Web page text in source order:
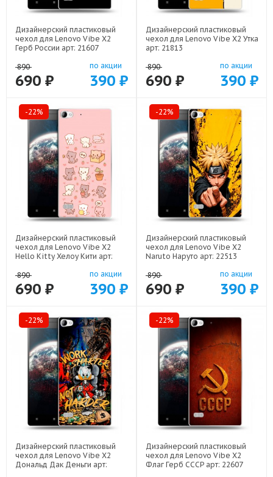
Дизайнерский пластиковый
чехол для Lenovo Vibe X2
Герб России арт: 21607
890
690 ₽
по акции
390 ₽
Дизайнерский пластиковый
чехол для Lenovo Vibe X2 Утка
арт: 21813
890
690 ₽
по акции
390 ₽
-22%
Дизайнерский пластиковый
чехол для Lenovo Vibe X2
Hello Kitty Хелоу Кити арт:
890
690 ₽
по акции
390 ₽
-22%
Дизайнерский пластиковый
чехол для Lenovo Vibe X2
Naruto Наруто арт: 22513
890
690 ₽
по акции
390 ₽
-22%
Дизайнерский пластиковый
чехол для Lenovo Vibe X2
Дональд Дак Деньги арт:
-22%
Дизайнерский пластиковый
чехол для Lenovo Vibe X2
Флаг Герб СССР арт: 22607